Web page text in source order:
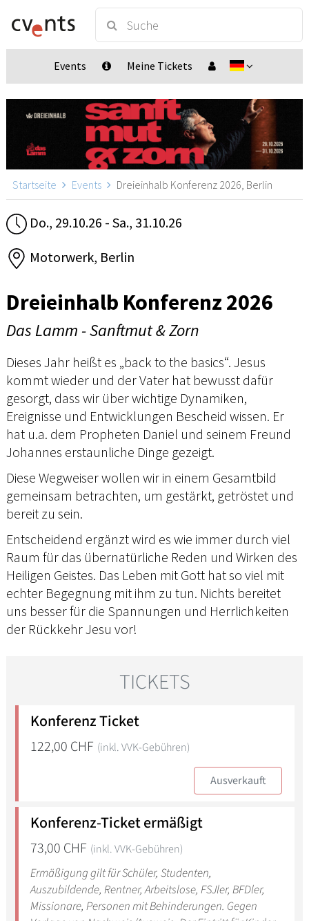
Events Meine Tickets
Startseite Events Dreieinhalb Konferenz 2026, Berlin
Do., 29.10.26 - Sa., 31.10.26
Motorwerk, Berlin
Dreieinhalb Konferenz 2026
Das Lamm - Sanftmut & Zorn
Dieses Jahr heißt es „back to the basics“. Jesus
kommt wieder und der Vater hat bewusst dafür
gesorgt, dass wir über wichtige Dynamiken,
Ereignisse und Entwicklungen Bescheid wissen. Er
hat u.a. dem Propheten Daniel und seinem Freund
Johannes erstaunliche Dinge gezeigt.
Diese Wegweiser wollen wir in einem Gesamtbild
gemeinsam betrachten, um gestärkt, getröstet und
bereit zu sein.
Entscheidend ergänzt wird es wie immer durch viel
Raum für das übernatürliche Reden und Wirken des
Heiligen Geistes. Das Leben mit Gott hat so viel mit
echter Begegnung mit ihm zu tun. Nichts bereitet
uns besser für die Spannungen und Herrlichkeiten
der Rückkehr Jesu vor!